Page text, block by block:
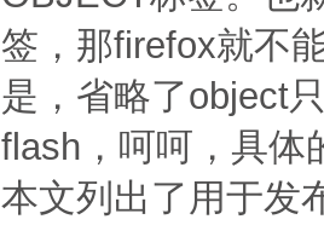
签，那firefox就不
是，省略了object
flash，呵呵，具体
本文列出了用于发